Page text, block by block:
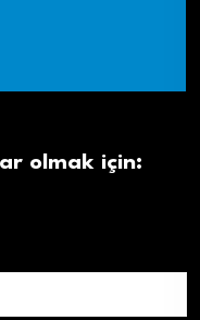
olmak için: